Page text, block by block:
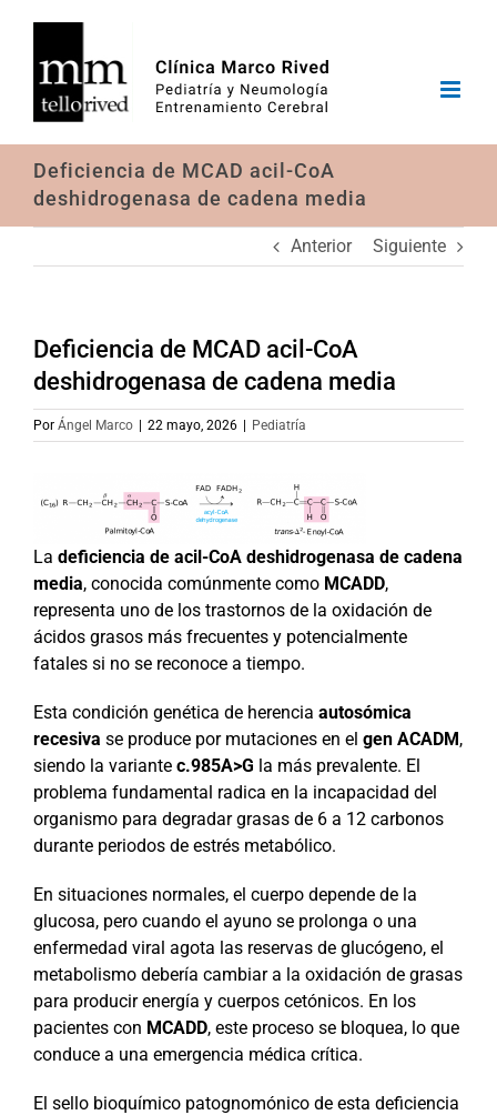
contenido
Deficiencia de MCAD acil-CoA
deshidrogenasa de cadena media
Anterior Siguiente
Deficiencia de MCAD acil-CoA
deshidrogenasa de cadena media
Por Ángel Marco 22 mayo, 2026 Pediatría
La deficiencia de acil-CoA deshidrogenasa de cadena
media, conocida comúnmente como MCADD,
representa uno de los trastornos de la oxidación de
ácidos grasos más frecuentes y potencialmente
fatales si no se reconoce a tiempo.
Esta condición genética de herencia autosómica
recesiva se produce por mutaciones en el gen ACADM,
siendo la variante c.985A>G la más prevalente. El
problema fundamental radica en la incapacidad del
organismo para degradar grasas de 6 a 12 carbonos
durante periodos de estrés metabólico.
En situaciones normales, el cuerpo depende de la
glucosa, pero cuando el ayuno se prolonga o una
enfermedad viral agota las reservas de glucógeno, el
metabolismo debería cambiar a la oxidación de grasas
para producir energía y cuerpos cetónicos. En los
pacientes con MCADD, este proceso se bloquea, lo que
conduce a una emergencia médica crítica.
El sello bioquímico patognomónico de esta deficiencia